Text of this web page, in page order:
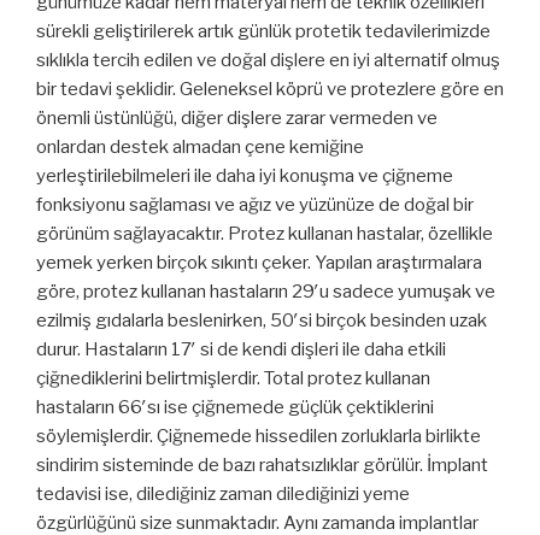
sürekli geliştirilerek artık günlük protetik tedavilerimizde
sıklıkla tercih edilen ve doğal dişlere en iyi alternatif olmuş
bir tedavi şeklidir. Geleneksel köprü ve protezlere göre en
önemli üstünlüğü, diğer dişlere zarar vermeden ve
onlardan destek almadan çene kemiğine
yerleştirilebilmeleri ile daha iyi konuşma ve çiğneme
fonksiyonu sağlaması ve ağız ve yüzünüze de doğal bir
görünüm sağlayacaktır. Protez kullanan hastalar, özellikle
yemek yerken birçok sıkıntı çeker. Yapılan araştırmalara
göre, protez kullanan hastaların 29′u sadece yumuşak ve
ezilmiş gıdalarla beslenirken, 50′si birçok besinden uzak
durur. Hastaların 17′ si de kendi dişleri ile daha etkili
çiğnediklerini belirtmişlerdir. Total protez kullanan
hastaların 66′sı ise çiğnemede güçlük çektiklerini
söylemişlerdir. Çiğnemede hissedilen zorluklarla birlikte
sindirim sisteminde de bazı rahatsızlıklar görülür. İmplant
tedavisi ise, dilediğiniz zaman dilediğinizi yeme
özgürlüğünü size sunmaktadır. Aynı zamanda implantlar